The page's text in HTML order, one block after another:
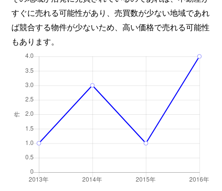
すぐに売れる可能性があり、売買数が少ない地域であれ
ば競合する物件が少ないため、高い価格で売れる可能性
もあります。